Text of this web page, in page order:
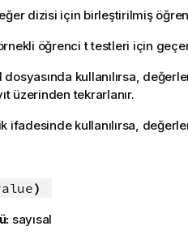
dizisi için birleştirilmiş
öğrenci t testleri için
kullanılırsa,
üzerinden tekrarlanır.
ifadesinde kullanılırsa,
)
sayısal